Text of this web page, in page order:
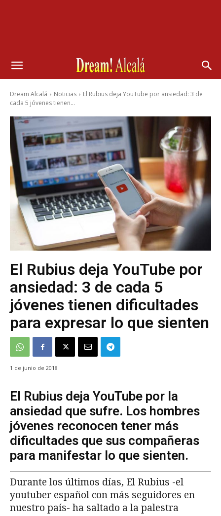
Dream Alcalá Noticias
El Rubius deja YouTube por ansiedad: 3 de
cada 5 jóvenes tienen...
El Rubius deja YouTube por
ansiedad: 3 de cada 5
jóvenes tienen dificultades
para expresar lo que sienten
1 de junio de 2018
El Rubius deja YouTube por la
ansiedad que sufre. Los hombres
jóvenes reconocen tener más
dificultades que sus compañeras
para manifestar lo que sienten.
Durante los últimos días, El Rubius -el
youtuber español con más seguidores en
nuestro país- ha saltado a la palestra